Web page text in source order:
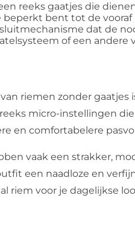
reeks gaatjes die
bent tot de
dat de
of een
riemen zonder
micro-instellingen
en comfortabelere
vaak een strakker,
een naadloze en
riem voor je dagelijkse